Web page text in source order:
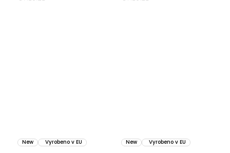
New Vyrobeno v EU New Vyrobeno v EU